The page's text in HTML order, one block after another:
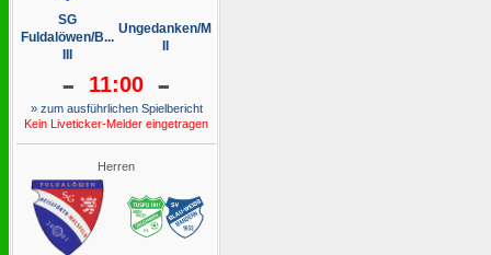
SG
Fuldalöwen/B...
III
Ungedanken/M
II
- 11:00 -
» zum ausführlichen Spielbericht
Kein Liveticker-Melder eingetragen
Herren